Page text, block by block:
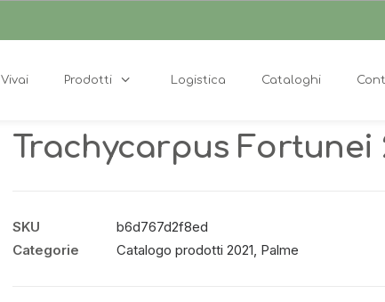
Vivai Prodotti Logistica Cataloghi
Trachycarpus Fortunei
SKU
b6d767d2f8ed
Categorie
Catalogo prodotti 2021, Palme